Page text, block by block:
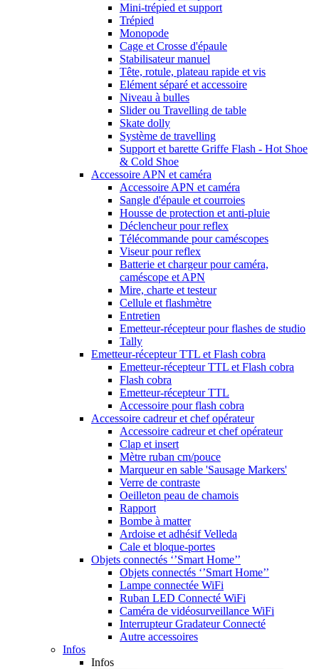
Mini-trépied et support
Trépied
Monopode
Cage et Crosse d'épaule
Stabilisateur manuel
Tête, rotule, plateau rapide et vis
Elément séparé et accessoire
Niveau à bulles
Slider ou Travelling de table
Skate dolly
Système de travelling
Support et barette Griffe Flash - Hot Shoe
& Cold Shoe
Accessoire APN et caméra
Accessoire APN et caméra
Sangle d'épaule et courroies
Housse de protection et anti-pluie
Déclencheur pour reflex
Télécommande pour caméscopes
Viseur pour reflex
Batterie et chargeur pour caméra,
caméscope et APN
Mire, charte et testeur
Cellule et flashmètre
Entretien
Emetteur-récepteur pour flashes de studio
Tally
Emetteur-récepteur TTL et Flash cobra
Emetteur-récepteur TTL et Flash cobra
Flash cobra
Emetteur-récepteur TTL
Accessoire pour flash cobra
Accessoire cadreur et chef opérateur
Accessoire cadreur et chef opérateur
Clap et insert
Mètre ruban cm/pouce
Marqueur en sable 'Sausage Markers'
Verre de contraste
Oeilleton peau de chamois
Rapport
Bombe à matter
Ardoise et adhésif Velleda
Cale et bloque-portes
Objets connectés ‘’Smart Home’’
Objets connectés ‘’Smart Home’’
Lampe connectée WiFi
Ruban LED Connecté WiFi
Caméra de vidéosurveillance WiFi
Interrupteur Gradateur Connecté
Autre accessoires
Infos
Infos